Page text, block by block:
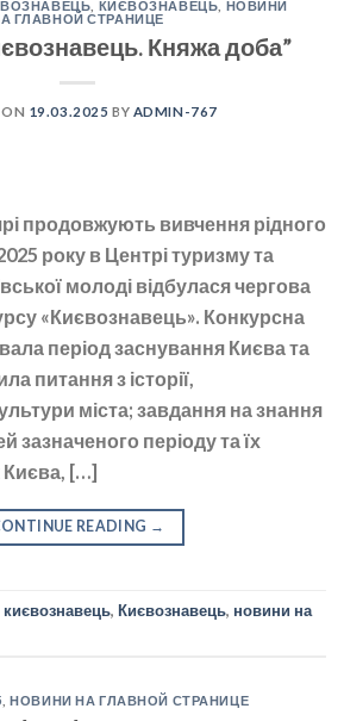
КИЄВОЗНАВЕЦЬ НОВИНИ
ГЛАВНОЙ СТРАНИЦЕ
Княжа доба”
19.03.2025 BY ADMIN-767
продовжують вивчення рідного
року в Центрі туризму та
молоді відбулася чергова
«Києвознавець». Конкурсна
період заснування Києва та
питання з історії,
міста; завдання на знання
зазначеного періоду та їх
Києва, […]
READING →
києвознавець, Києвознавець, новини на
,НОВИНИ НА ГЛАВНОЙ СТРАНИЦЕ